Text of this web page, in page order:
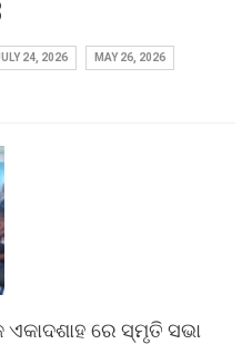
24, 2026 MAY 26, 2026
ଏକାଦଶାହ ରେ ସ୍ମୃତି ସଭା